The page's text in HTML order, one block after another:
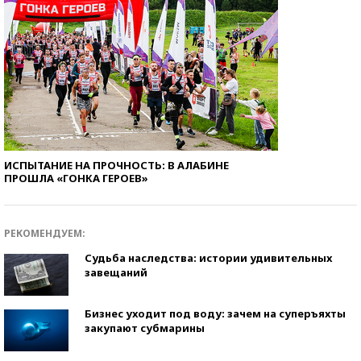
ИСПЫТАНИЕ НА ПРОЧНОСТЬ: В АЛАБИНЕ
ПРОШЛА «ГОНКА ГЕРОЕВ»
РЕКОМЕНДУЕМ:
Судьба наследства: истории удивительных
завещаний
Бизнес уходит под воду: зачем на суперъяхты
закупают субмарины